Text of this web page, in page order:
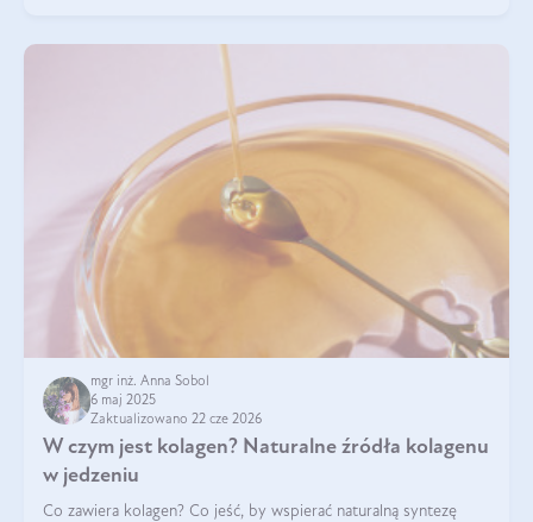
mgr inż. Anna Sobol
6 maj 2025
Zaktualizowano 22 cze 2026
W czym jest kolagen? Naturalne źródła kolagenu
w jedzeniu
Co zawiera kolagen? Co jeść, by wspierać naturalną syntezę